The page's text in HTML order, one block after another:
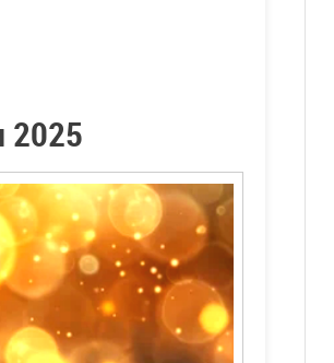
2025